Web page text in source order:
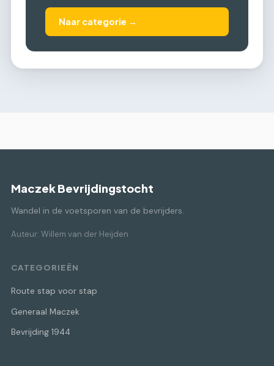
Naar categorie →
Maczek Bevrijdingstocht
Wandel in de voetsporen van de bevrijders.
Auteur: Willem van der Heijden
CATEGORIEËN
Route stap voor stap
Generaal Maczek
Bevrijding 1944